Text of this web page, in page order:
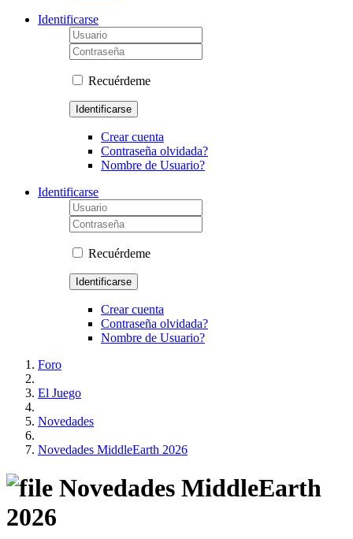
Identificarse
Recuérdeme
Identificarse
Crear cuenta
Contraseña olvidada?
Nombre de Usuario?
Identificarse
Recuérdeme
Identificarse
Crear cuenta
Contraseña olvidada?
Nombre de Usuario?
Foro
El Juego
Novedades
Novedades MiddleEarth 2026
Novedades MiddleEarth
2026